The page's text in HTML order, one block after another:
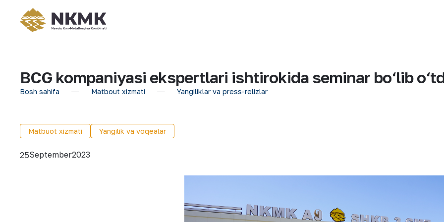
BCG kompaniyasi ekspertlari ishtirokida seminar bo‘lib
Bosh sahifa Matbout xizmati Yangiliklar va press-relizlar
Matbuot xizmati Yangilik va voqealar
25September2023